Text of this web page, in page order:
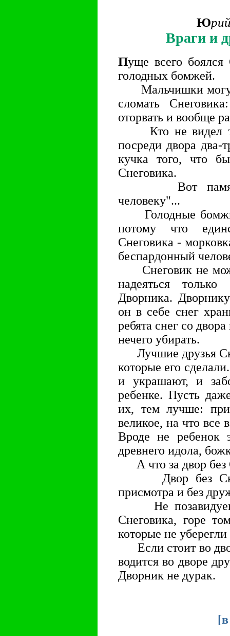
Ю
Враги и
Пуще всего
голодных бомжей.
Мальчишки могут
сломать
оторвать и вообще
Кто не видел
посреди двора
кучка того, что
Снеговика.
Вот
человеку"...
Голодные бомжи
потому что
Снеговика -
беспардонный
Снеговик не
надеяться
Дворника.
он в себе снег
ребята снег со
нечего убирать.
Лучшие друзья
которые его
и украшают, и
ребенке. Пусть
их, тем лучше:
великое, на что все
Вроде не ребенок
древнего идола,
А что за двор без
Двор без
присмотра и без
Не позавидуешь
Снеговика, горе
которые не
Если стоит во
водится во дворе
Дворник не дурак.
[